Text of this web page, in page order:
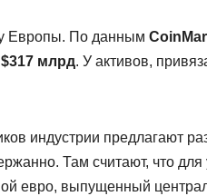
Европы. По данным
$317 млрд. У активов,
индустрии предлагают
Там считают, что
евро, выпущенный